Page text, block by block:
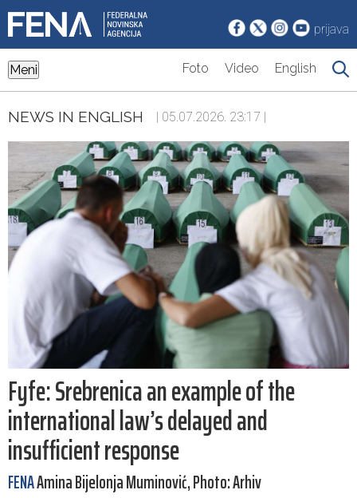
prijava
Meni Foto Video English
NEWS IN ENGLISH | 05.07.2026. 23:17 |
Fyfe: Srebrenica an example of the
international law’s delayed and
insufficient response
FENAAmina Bijelonja Muminović, Photo: Arhiv